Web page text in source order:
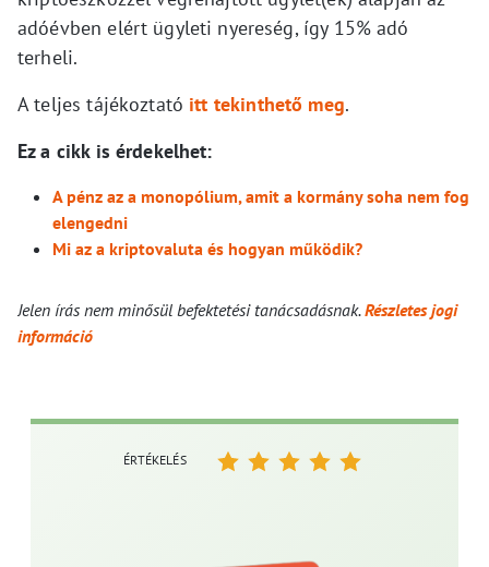
adóévben elért ügyleti nyereség, így 15% adó
terheli.
A teljes tájékoztató itt tekinthető meg.
Ez a cikk is érdekelhet:
A pénz az a monopólium, amit a kormány soha nem fog
elengedni
Mi az a kriptovaluta és hogyan működik?
Jelen írás nem minősül befektetési tanácsadásnak.Részletes jogi
információ
ÉRTÉKELÉS